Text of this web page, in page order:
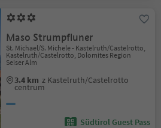
Maso Strumpfluner
St. Michael/S. Michele - Kastelruth/Castelrotto,
Kastelruth/Castelrotto, Dolomites Region
Seiser Alm
3.4 km z Kastelruth/Castelrotto
centrum
Südtirol Guest Pass